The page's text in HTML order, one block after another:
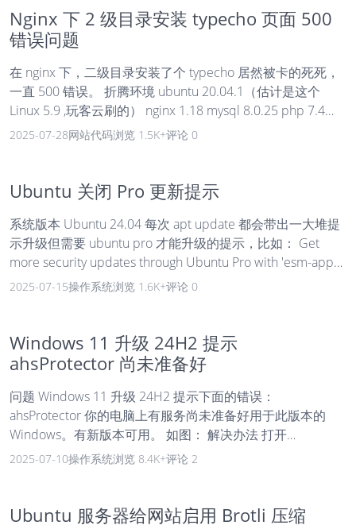
Nginx 下 2 级目录安装 typecho 页面 500
错误问题
在 nginx 下，二级目录安装了个 typecho 居然被卡的死死，
一直 500 错误。 折腾环境 ubuntu 20.04.1（估计是这个
Linux 5.9 ,玩客云刷的） nginx 1.18 mysql 8.0.25 php 7.4
typecho 开发版 1.2 (18.10.23) typecho 安装在 2 级目录下，
/admin 可以访问，输入用户名密码跳转后 500 错误，打不
开后台。 解决办法 因为我typecho 安装在 2...
2025-07-28网站代码浏览 1.5K+评论 0
Ubuntu 关闭 Pro 更新提示
系统版本 Ubuntu 24.04 每次 apt update 都会带出一大堆提
示升级但需要 ubuntu pro 才能升级的提示，比如： Get
more security updates through Ubuntu Pro with 'esm-apps'
enabled: vlc-plugin-qt libvlc5 libzvbi-common vlc-data
2025-07-15操作系统浏览 1.6K+评论 0
Windows 11 升级 24H2 提示
ahsProtector 尚未准备好
问题 Windows 11 升级 24H2 提示下面的错误：
ahsProtector 你的电脑上有服务尚未准备好用于此版本的
Windows。有新版本可用。 如图： 解决办法 打开
C:\Windows\System32\drivers\ 文件夹 找到文件
动出现 ahs_protect.sys 文件，你可以把重命名的 .bak 文件
2025-07-10操作系统浏览 8.4K+评论 2
Ubuntu 服务器给网站启用 Brotli 压缩